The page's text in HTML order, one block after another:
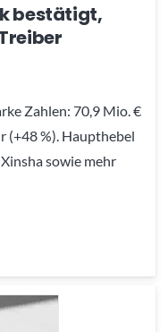
bestätigt,
Zahlen: 70,9 Mio. €
(+48 %). Haupthebel
sowie mehr